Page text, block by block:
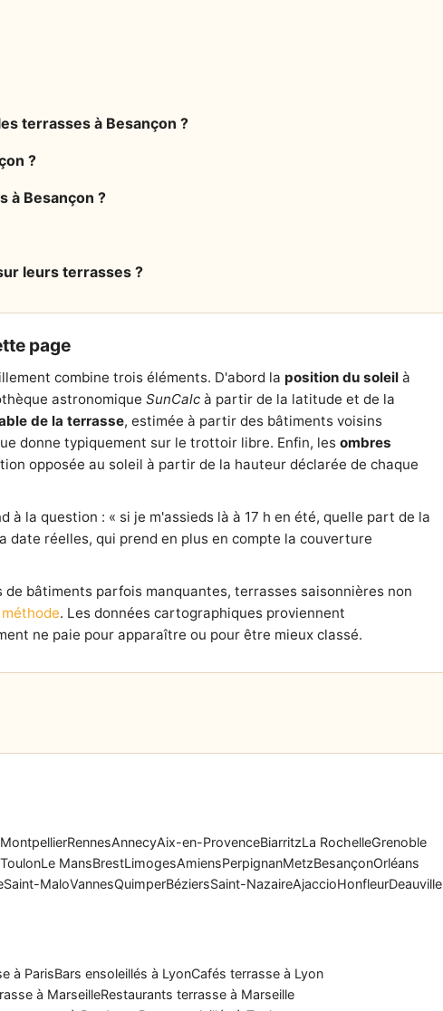
terrasses à Besançon ?
?
à Besançon ?
leurs terrasses ?
page
combine trois éléments. D'abord la position du soleil à
astronomique SunCalc à partir de la latitude et de la
de la terrasse, estimée à partir des bâtiments voisins
donne typiquement sur le trottoir libre. Enfin, les ombres
opposée au soleil à partir de la hauteur déclarée de chaque
la question : « si je m'assieds là à 17 h en été, quelle part de la
date réelles, qui prend en plus en compte la couverture
bâtiments parfois manquantes, terrasses saisonnières non
. Les données cartographiques proviennent
ne paie pour apparaître ou pour être mieux classé.
MontpellierRennesAnnecyAix-en-ProvenceBiarritzLa RochelleGrenoble
ToulonLe MansBrestLimogesAmiensPerpignanMetzBesançonOrléans
Saint-MaloVannesQuimperBéziersSaint-NazaireAjaccioHonfleurDeauville
à ParisBars ensoleillés à LyonCafés terrasse à Lyon
à MarseilleRestaurants terrasse à Marseille